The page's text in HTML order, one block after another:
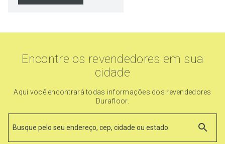
Encontre os revendedores em sua
cidade
Aqui você encontrará todas informações dos revendedores
Durafloor.